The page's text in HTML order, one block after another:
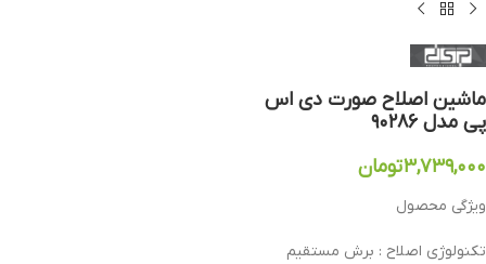
ماشین اصلاح صورت دی اس
پی مدل ۹۰۲۸۶
۳,۷۳۹,۰۰۰تومان
ویژگی محصول
تکنولوژی اصلاح : برش مستقیم